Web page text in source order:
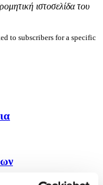
ιστοσελίδα του
to subscribers for a specific